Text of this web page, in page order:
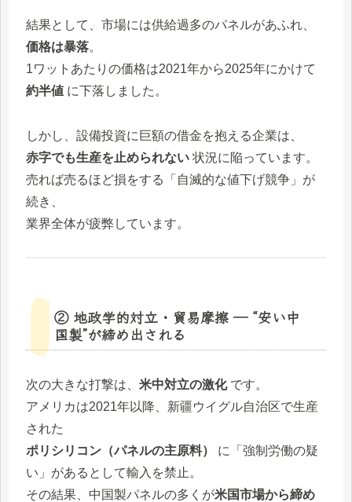
結果として、市場には供給過多のパネルがあふれ、
価格は暴落。
1ワットあたりの価格は2021年から2025年にかけて
約半値 に下落しました。
しかし、設備投資に巨額の借金を抱える企業は、
赤字でも生産を止められない 状況に陥っています。
売れば売るほど損をする「自滅的な値下げ競争」が
続き、
業界全体が疲弊しています。
② 地政学的対立・貿易摩擦 ― “安い中
国製”が締め出される
次の大きな打撃は、 米中対立の激化です。
アメリカは2021年以降、新疆ウイグル自治区で生産
された
ポリシリコン（パネルの主原料）
に「強制労働の疑
い」があるとして輸入を禁止。
その結果、中国製パネルの多くが米国市場から締め